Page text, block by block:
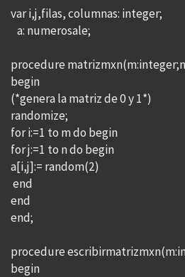
var i,j,filas, columnas: integer;
a: numerosale;
procedure
begin
(*genera la matriz de 0 y 1*)
randomize;
for i:=1 to m do begin
for j:=1 to n do begin
a[i,j]:= random(2)
end
end
end;
procedure
begin